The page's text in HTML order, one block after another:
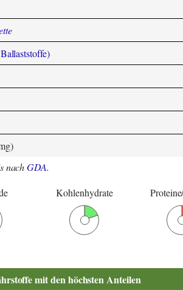
nachGDA.
Kohlenhydrate
mit den höchsten Anteilen